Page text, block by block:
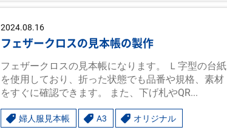
2024.08.16
フェザークロスの見本帳の製作
フェザークロスの見本帳になります。 Ｌ字型の台紙
を使用しており、折った状態でも品番や規格、素材
をすぐに確認できます。 また、下げ札やQR...
婦人服見本帳 A3 オリジナル